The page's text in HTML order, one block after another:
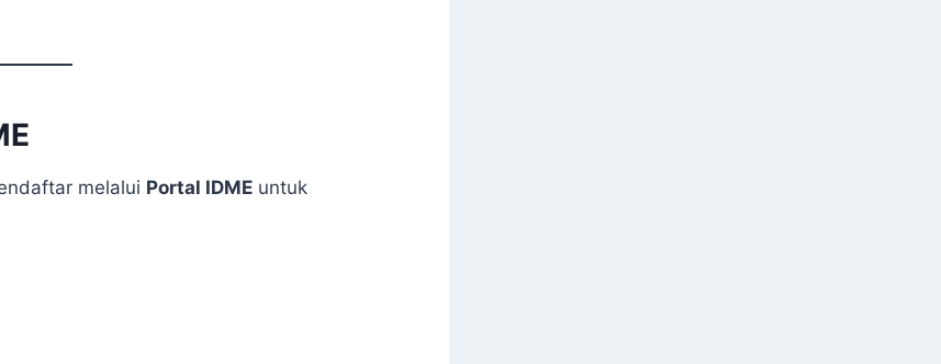
melalui Portal IDME untuk